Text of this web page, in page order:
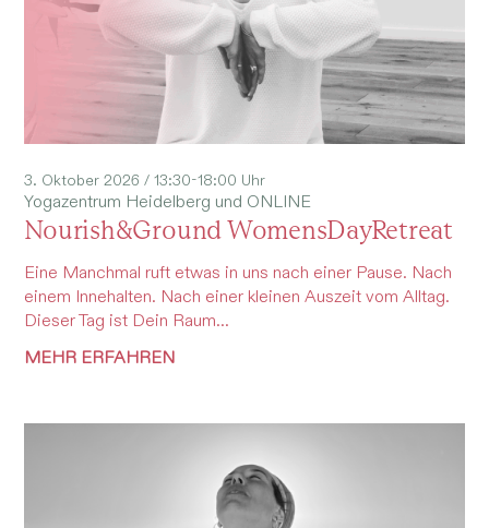
3. Oktober 2026 / 13:30-18:00 Uhr
Yogazentrum Heidelberg und ONLINE
Nourish&Ground WomensDayRetreat
Eine Manchmal ruft etwas in uns nach einer Pause. Nach
einem Innehalten. Nach einer kleinen Auszeit vom Alltag.
Dieser Tag ist Dein Raum...
MEHR ERFAHREN